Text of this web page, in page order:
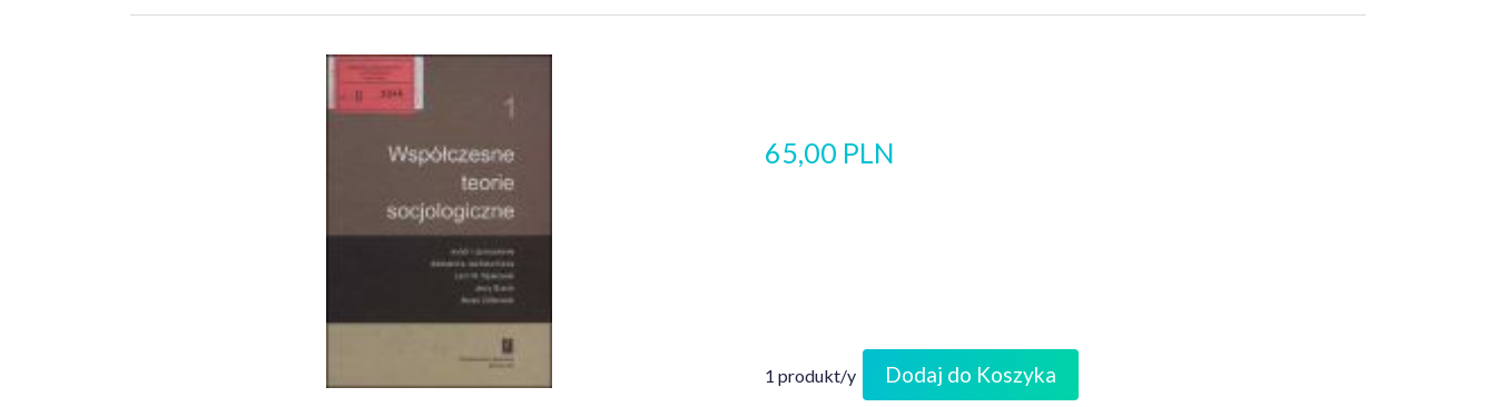
65,00 PLN
1 produkt/y Dodaj do Koszyka